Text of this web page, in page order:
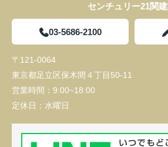
センチュリー21関
03-5686-2100
〒121-0064
東京都足立区保木間４丁目50-11
営業時間： 9:00~18:00
定休日： 水曜日